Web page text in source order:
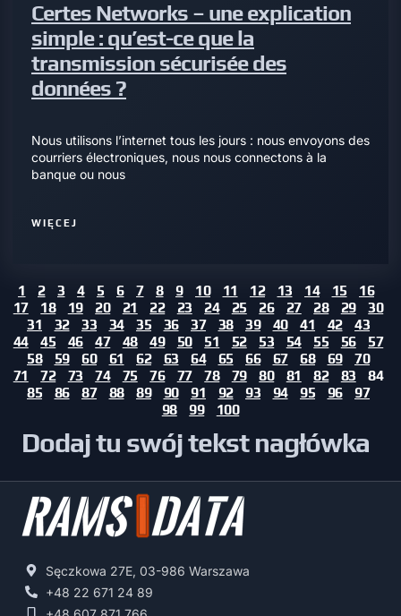
Certes Networks – une explication
simple : qu’est-ce que la
transmission sécurisée des
données ?
Nous utilisons l’internet tous les jours : nous envoyons des
courriers électroniques, nous nous connectons à la
banque ou nous
WIĘCEJ
1 2 3 4 5 6 7 8 9 10 11 12 13 14 15
16
17
18 19 20 21 22 23 24 25 26 27 28 29
30
31
32 33 34 35 36 37 38 39 40 41 42
43
44
45 46 47 48 49 50 51 52 53 54 55 56
57
58
59 60 61 62 63 64 65 66 67 68 69
70
71
72 73 74 75 76 77 78 79 80 81 82 83
84
85
86 87 88 89 90 91 92 93 94 95 96
97
98
99 100
Dodaj tu swój tekst nagłówka
Sęczkowa 27E, 03-986 Warszawa
+48 22 671 24 89